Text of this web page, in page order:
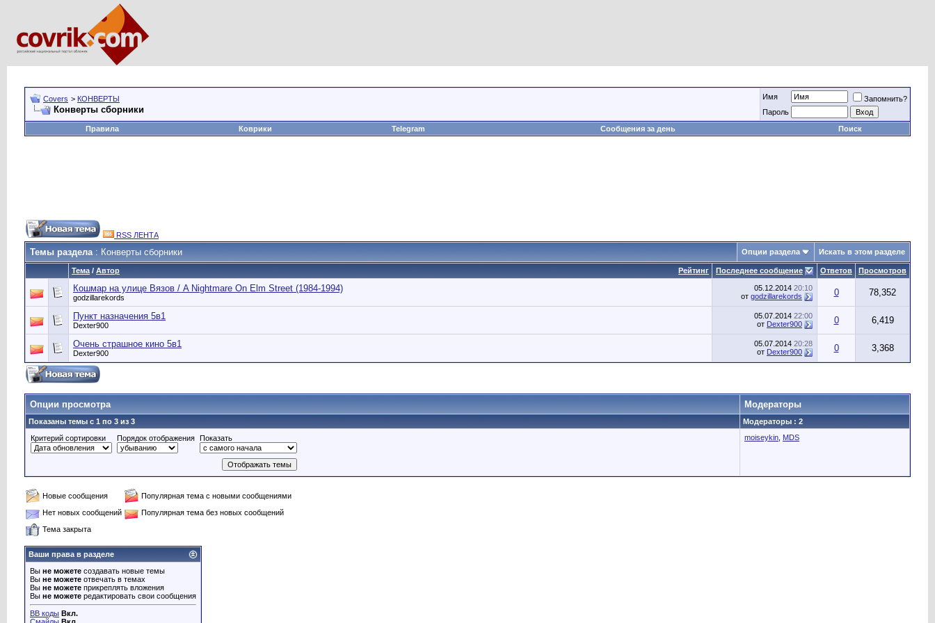
Covers > КОНВЕРТЫ
Конверты сборники
Имя
Запомнить?
Пароль
Правила
Коврики Telegram Сообщения за день Поиск
RSS ЛЕНТА
Темы раздела: Конверты сборники Опции раздела Искать в этом разделе
Рейтинг
Тема / Автор Последнее сообщение Ответов Просмотров
Кошмар на улице Вязов / A Nightmare On Elm Street (1984-1994)
godzillarekords
05.12.2014 20:10
от godzillarekords 0 78,352
Пункт назначения 5в1
Dexter900
05.07.2014 22:00
от Dexter900 0 6,419
Очень страшное кино 5в1
Dexter900
05.07.2014 20:28
от Dexter900 0 3,368
Опции просмотра Модераторы
Показаны темы с 1 по 3 из 3
Модераторы : 2
Критерий сортировки
Порядок отображения Показать moiseykin MDS
Новые сообщения
Популярная тема с новыми сообщениями
Нет новых сообщений
Популярная тема без новых сообщений
Тема закрыта
Ваши права в разделе
Вы не можете создавать новые темы
Вы не можете отвечать в темах
Вы не можете прикреплять вложения
Вы не можете редактировать свои сообщения
BB коды Вкл.